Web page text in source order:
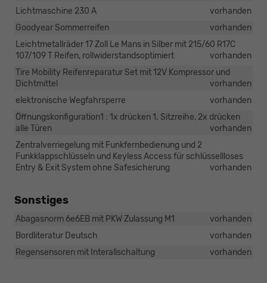
Lichtmaschine 230 A
vorhanden
Goodyear Sommerreifen
vorhanden
Leichtmetallräder 17 Zoll Le Mans in Silber mit 215/60 R17C
107/109 T Reifen, rollwiderstandsoptimiert
vorhanden
Tire Mobility Reifenreparatur Set mit 12V Kompressor und
Dichtmittel
vorhanden
elektronische Wegfahrsperre
vorhanden
Öffnungskonfiguration1 : 1x drücken 1. Sitzreihe, 2x drücken
alle Türen
vorhanden
Zentralverriegelung mit Funkfernbedienung und 2
Funkklappschlüsseln und Keyless Access für schlüssellloses
Entry & Exit System ohne Safesicherung
vorhanden
Sonstiges
Abagasnorm 6e6EB mit PKW Zulassung M1
vorhanden
Bordliteratur Deutsch
vorhanden
Regensensoren mit Interallschaltung
vorhanden